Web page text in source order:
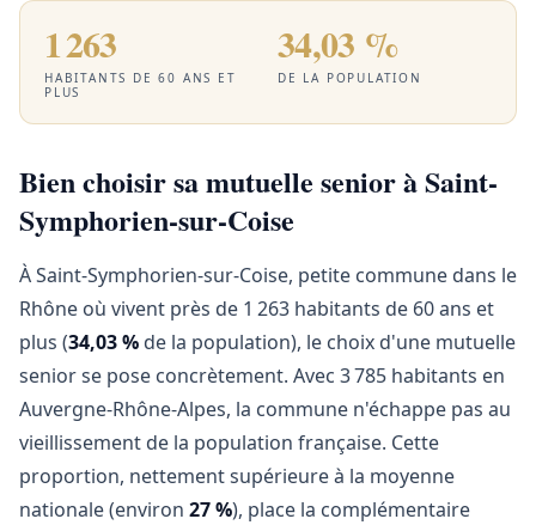
1 263
HABITANTS DE 60 ANS ET
PLUS
34,03 %
DE LA POPULATION
Bien choisir sa mutuelle senior à Saint-
Symphorien-sur-Coise
À Saint-Symphorien-sur-Coise, petite commune dans le
Rhône où vivent près de 1 263 habitants de 60 ans et
plus (34,03 % de la population), le choix d'une mutuelle
senior se pose concrètement. Avec 3 785 habitants en
Auvergne-Rhône-Alpes, la commune n'échappe pas au
vieillissement de la population française. Cette
proportion, nettement supérieure à la moyenne
nationale (environ 27 %), place la complémentaire